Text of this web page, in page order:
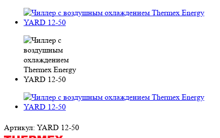
Артикул: YARD 12-50